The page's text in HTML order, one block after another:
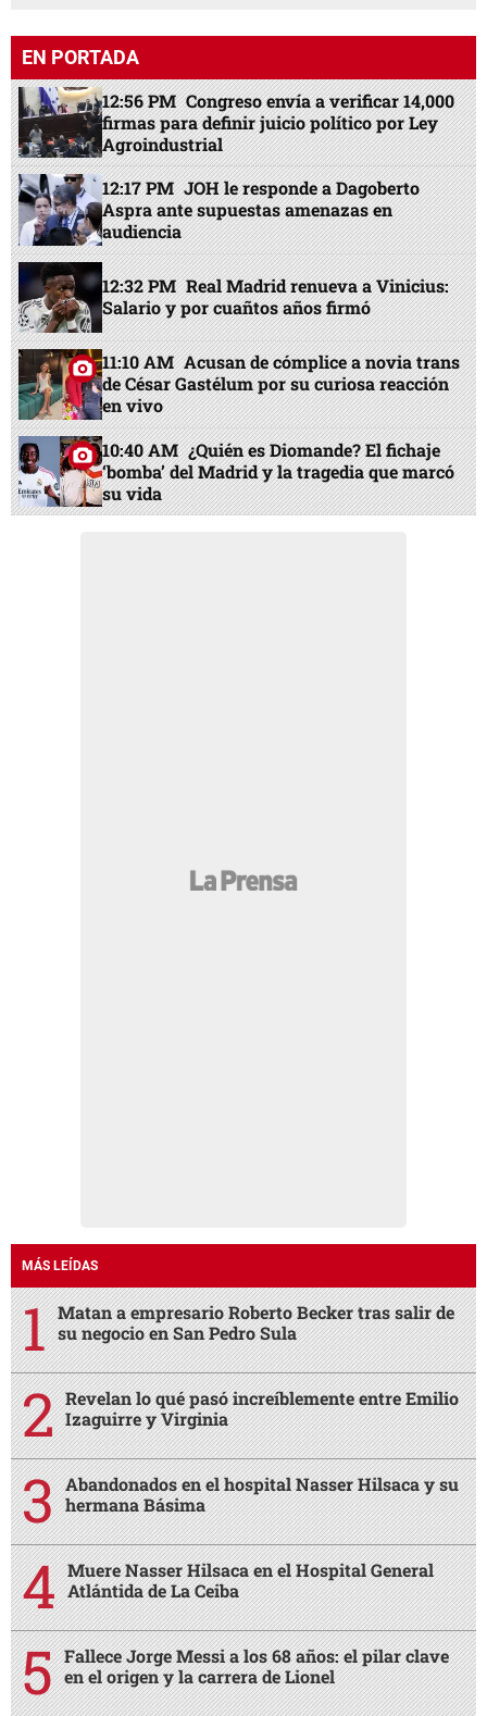
EN PORTADA
12:56 PM Congreso envía a verificar 14,000
firmas para definir juicio político por Ley
Agroindustrial
12:17 PM JOH le responde a Dagoberto
Aspra ante supuestas amenazas en
audiencia
12:32 PM Real Madrid renueva a Vinicius:
Salario y por cuañtos años firmó
11:10 AM Acusan de cómplice a novia trans
de César Gastélum por su curiosa reacción
en vivo
10:40 AM ¿Quién es Diomande? El fichaje
‘bomba’ del Madrid y la tragedia que marcó
su vida
MÁS LEÍDAS
Matan a empresario Roberto Becker tras salir de
su negocio en San Pedro Sula
Revelan lo qué pasó increíblemente entre Emilio
Izaguirre y Virginia
Abandonados en el hospital Nasser Hilsaca y su
hermana Básima
Muere Nasser Hilsaca en el Hospital General
Atlántida de La Ceiba
Fallece Jorge Messi a los 68 años: el pilar clave
en el origen y la carrera de Lionel